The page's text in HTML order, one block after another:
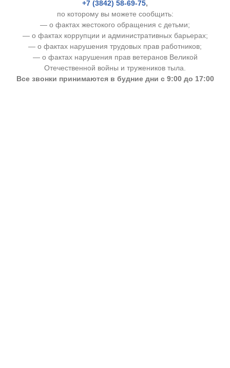
+7 (3842) 58-69-75,
по которому вы можете сообщить:
— о фактах жестокого обращения с детьми;
— о фактах коррупции и административных барьерах;
— о фактах нарушения трудовых прав работников;
— о фактах нарушения прав ветеранов Великой
Отечественной войны и тружеников тыла.
Все звонки принимаются в будние дни с 9:00 до 17:00